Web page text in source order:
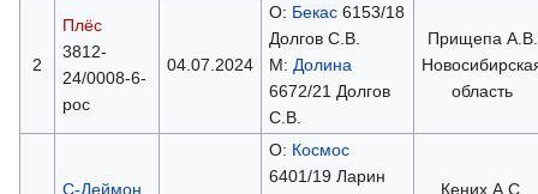
2
Плёс
3812-
24/0008-6-
рос
04.07.2024
О: Бекас6153/18
Долгов С.В.
М: Долина
6672/21 Долгов
С.В.
Прищепа А.В.
область
С-Деймон
О: Космос
6401/19 Ларин
Кених А.С.